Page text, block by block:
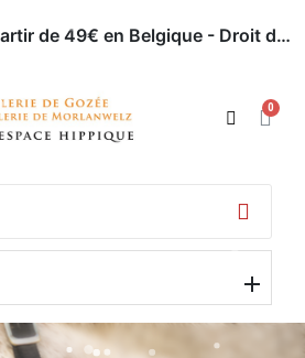
Livraison gratuite à partir de 49€ en Belgique - Droit de retour dans les 30 jours - Paiement en ligne sécurisé